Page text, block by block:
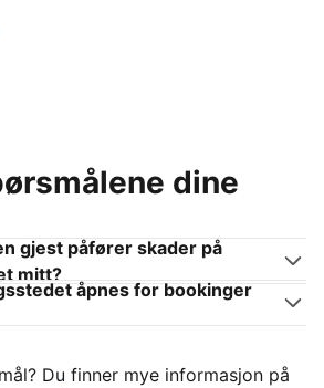
som deg
dine
gjest påfører skader på
mitt?
åpnes for bookinger
Du finner mye informasjon på